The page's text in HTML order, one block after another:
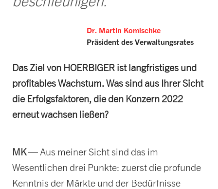
Dr. Martin Komischke
Präsident des Verwaltungsrates
Das Ziel von HOERBIGER ist langfristiges und
profitables Wachstum. Was sind aus Ihrer Sicht
die Erfolgsfaktoren, die den Konzern 2022
erneut wachsen ließen?
MK— Aus meiner Sicht sind das im
Wesentlichen drei Punkte: zuerst die profunde
Kenntnis der Märkte und der Bedürfnisse